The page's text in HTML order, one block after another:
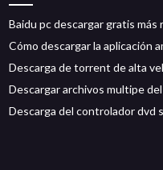
Baidu pc descargar gratis más
Cómo descargar la aplicación
Descarga de torrent de alta
Descargar archivos multipe
Descarga del controlador dvd